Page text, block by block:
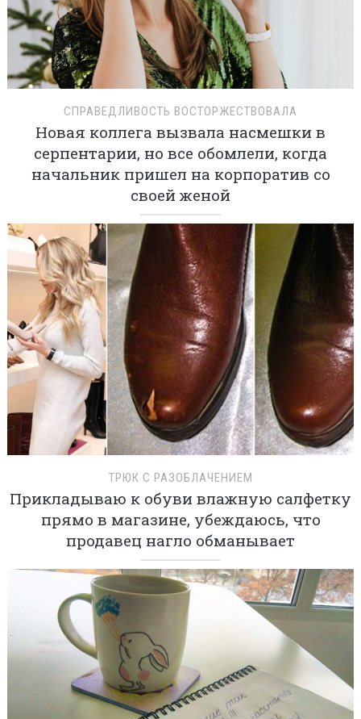
СПРАВЕДЛИВОСТЬ ВОСТОРЖЕСТВОВАЛА
Новая коллега вызвала насмешки в
серпентарии, но все обомлели, когда
начальник пришел на корпоратив со
своей женой
ТРЮК С РАЗОБЛАЧЕНИЕМ
Прикладываю к обуви влажную салфетку
прямо в магазине, убеждаюсь, что
продавец нагло обманывает